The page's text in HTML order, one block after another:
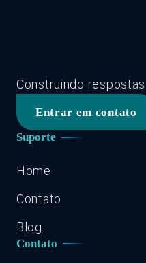
Construindo
Entrar em contato
Suporte
Home
Contato
Blog
Contato